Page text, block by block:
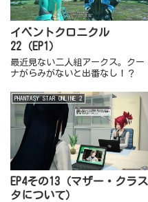
イベントクロニクル
22（EP1）
最近見ない二人組アークス。クー
ナがらみがないと出番なし！？
PHANTASY STAR ONLINE 2
EP4その13（マザー・クラス
タについて）